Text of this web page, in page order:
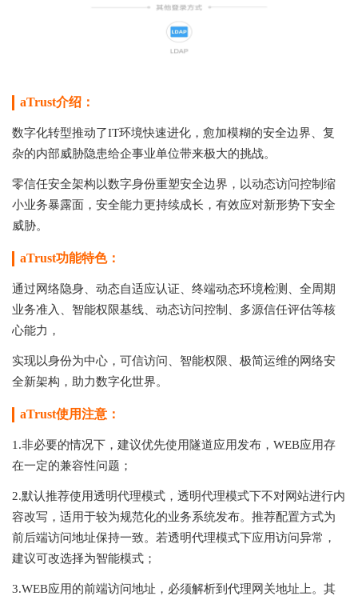
aTrust介绍：
数字化转型推动了IT环境快速进化，愈加模糊的安全边界、复
杂的内部威胁隐患给企事业单位带来极大的挑战。
零信任安全架构以数字身份重塑安全边界，以动态访问控制缩
小业务暴露面，安全能力更持续成长，有效应对新形势下安全
威胁。
aTrust功能特色：
通过网络隐身、动态自适应认证、终端动态环境检测、全周期
业务准入、智能权限基线、动态访问控制、多源信任评估等核
心能力，
实现以身份为中心，可信访问、智能权限、极简运维的网络安
全新架构，助力数字化世界。
aTrust使用注意：
1.非必要的情况下，建议优先使用隧道应用发布，WEB应用存
在一定的兼容性问题；
2.默认推荐使用透明代理模式，透明代理模式下不对网站进行内
容改写，适用于较为规范化的业务系统发布。推荐配置方式为
前后端访问地址保持一致。若透明代理模式下应用访问异常，
建议可改选择为智能模式；
3.WEB应用的前端访问地址，必须解析到代理网关地址上。其